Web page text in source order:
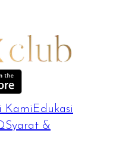
Kami Edukasi
Syarat &